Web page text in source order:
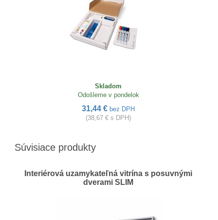
Skladom
Odošleme v pondelok
31,44 € bez DPH
(38,67 € s DPH)
Súvisiace produkty
Interiérová uzamykateľná vitrína s posuvnými
dverami SLIM